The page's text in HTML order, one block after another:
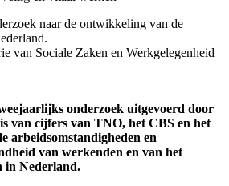
naar de ontwikkeling van de
van Sociale Zaken en Werkgelegenheid
onderzoek uitgevoerd door
van cijfers van TNO, het CBS en het
arbeidsomstandigheden en
van werkenden en van het
in Nederland.